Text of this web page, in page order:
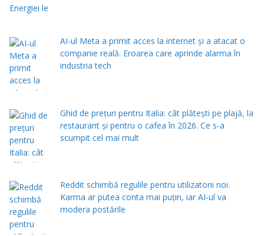
AI-ul Meta a primit acces la internet și a atacat o
companie reală. Eroarea care aprinde alarma în
industria tech
Ghid de prețuri pentru Italia: cât plătești pe plajă, la
restaurant și pentru o cafea în 2026. Ce s-a
scumpit cel mai mult
Reddit schimbă regulile pentru utilizatorii noi.
Karma ar putea conta mai puțin, iar AI-ul va
modera postările